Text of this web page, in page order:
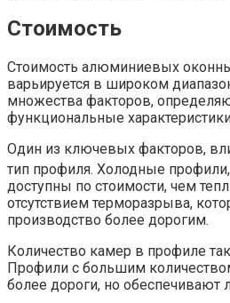
Стоимость
Стоимость алюминиевых
варьируется в широком
множества факторов,
функциональные
Один из ключевых факторов,
тип профиля. Холодные
доступны по стоимости, чем
отсутствием терморазрыва,
производство более дорогим.
Количество камер в профиле
Профили с большим
более дороги, но